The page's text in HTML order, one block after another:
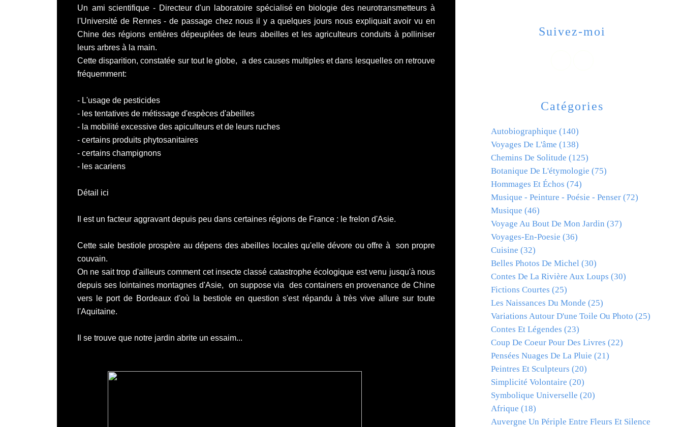
Un ami scientifique - Directeur d'un laboratoire spécialisé en biologie des neurotransmetteurs à
l'Université de Rennes- de passage chez nous il y a quelques jours nous expliquait avoir vu en
Chine des régions entières dépeuplées de leurs abeilles et les agriculteurs conduits à polliniser
leurs arbres à la main.
Cette disparition, constatée sur tout le globe, a des causes multiples et dans lesquelles on retrouve
fréquemment:
- L'usage de pesticides
- les tentatives de métissage d'espèces d'abeilles
- la mobilité excessive des apiculteurs et de leurs ruches
- certains produits phytosanitaires
- certains champignons
- les acariens
Détail ici
Il est un facteur aggravant depuis peu dans certaines régions de France : le frelon d'Asie.
Cette sale bestiole prospère au dépens des abeilles locales qu'elle dévore ou offre à son propre
couvain.
On ne sait trop d'ailleurs comment cet insecte classé catastrophe écologique est venu jusqu'à nous
depuis ses lointaines montagnes d'Asie, on suppose via des containers en provenance de Chine
vers le port de Bordeauxd'où la bestiole en question s'est répandu à très vive allure sur toute
l'Aquitaine.
Il se trouve que notre jardin abrite un essaim...
Catégories
Autobiographique (140)
Voyages De L'âme (138)
Chemins De Solitude (125)
Botanique De L'étymologie (75)
Hommages Et Échos (74)
Musique - Peinture - Poésie - Penser (72)
Musique (46)
Voyage Au Bout De Mon Jardin (37)
Voyages-En-Poesie (36)
Cuisine (32)
Belles Photos De Michel (30)
Contes De La Rivière Aux Loups (30)
Fictions Courtes (25)
Les Naissances Du Monde (25)
Variations Autour D'une Toile Ou Photo (25)
Contes Et Légendes (23)
Coup De Coeur Pour Des Livres (22)
Pensées Nuages De La Pluie (21)
Peintres Et Sculpteurs (20)
Simplicité Volontaire (20)
Symbolique Universelle (20)
Afrique (18)
Auvergne Un Périple Entre Fleurs Et Silence
Suivez-moi